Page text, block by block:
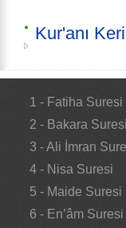
Kur'anı
1 - Fatiha Suresi
2 - Bakara Suresi
3 - Ali İmran
4 - Nisa Suresi
5 - Maide Suresi
6 - En’âm Suresi